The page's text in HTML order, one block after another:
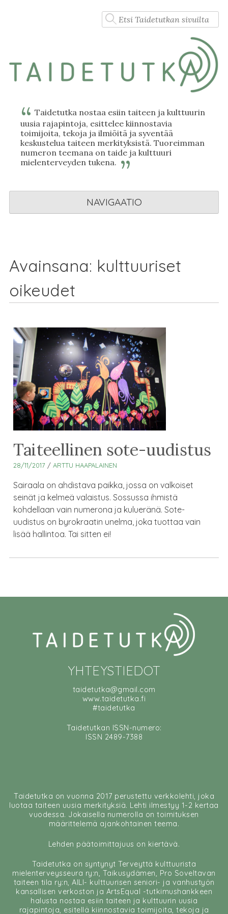
Taidetutka nostaa esiin taiteen ja kulttuurin
uusia rajapintoja, esittelee kiinnostavia
toimijoita, tekoja ja ilmiöitä ja syventää
keskustelua taiteen merkityksistä. Tuoreimman
numeron teemana on taide ja kulttuuri
mielenterveyden tukena.
NAVIGAATIO
Avainsana: kulttuuriset
oikeudet
Taiteellinen sote-uudistus
28/11/2017 /ARTTU HAAPALAINEN
Sairaala on ahdistava paikka, jossa on valkoiset
seinät ja kelmeä valaistus. Sossussa ihmistä
kohdellaan vain numerona ja kulueränä. Sote-
uudistus on byrokraatin unelma, joka tuottaa vain
lisää hallintoa. Tai sitten ei!
YHTEYSTIEDOT
taidetutka@gmail.com
www.taidetutka.fi
#taidetutka
Taidetutkan ISSN-numero:
ISSN 2489-7388
Taidetutka on vuonna 2017 perustettu verkkolehti, joka
luotaa taiteen uusia merkityksiä. Lehti ilmestyy 1-2 kertaa
vuodessa. Jokaisella numerolla on toimituksen
määrittelemä ajankohtainen teema.
Lehden päätoimittajuus on kiertävä.
Taidetutka on syntynyt Terveyttä kulttuurista
mielenterveysseura ry:n, Taikusydämen, Pro Soveltavan
taiteen tila ry:n, AILI- kulttuurisen seniori- ja vanhustyön
kansallisen verkoston ja ArtsEqual -tutkimushankkeen
halusta nostaa esiin taiteen ja kulttuurin uusia
rajapintoja, esitellä kiinnostavia toimijoita, tekoja ja